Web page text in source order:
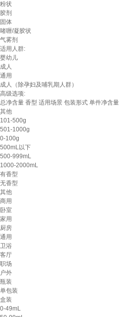
粉状
胶剂
固体
啫喱/凝胶状
气雾剂
适用人群:
婴幼儿
成人
通用
成人（除孕妇及哺乳期人群）
高级选项:
总净含量 香型 适用场景 包装形式 单件净含量
其他
101-500g
501-1000g
0-100g
500mL以下
500-999mL
1000-2000mL
有香型
无香型
其他
商用
卧室
家用
厨房
通用
卫浴
客厅
职场
户外
瓶装
单包装
盒装
0-49mL